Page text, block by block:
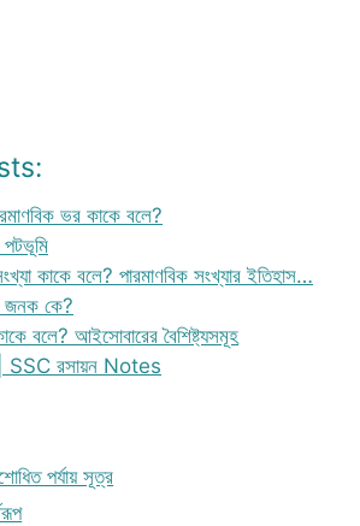
ভর কাকে বলে?
পটভূমি
কাকে বলে? পারমাণবিক সংখ্যার ইতিহাস…
জনক কে?
বলে? আইসোবারের বৈশিষ্ট্যসমূহ
| SSC রসায়ন Notes
পর্যায় সূত্র